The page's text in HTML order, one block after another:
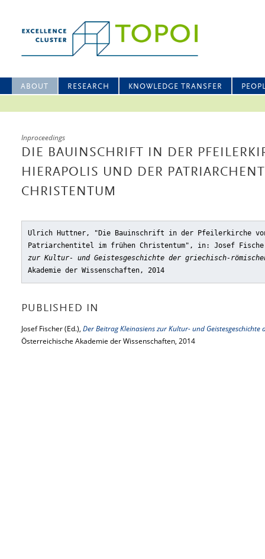
ABOUT RESEARCH KNOWLEDGE TRANSFER
Inproceedings
DIE BAUINSCHRIFT IN DER
HIERAPOLIS UND DER
CHRISTENTUM
Ulrich Huttner, "Die Bauinschrift in der Pfeilerkirche
Patriarchentitel im frühen Christentum" , in: Josef
zur Kultur- und Geistesgeschichte der griechisch-
Akademie der Wissenschaften, 2014
PUBLISHED IN
Josef Fischer (Ed.), Der Beitrag Kleinasiens zur Kultur- und Geistesgeschichte
Österreichische Akademie der Wissenschaften, 2014